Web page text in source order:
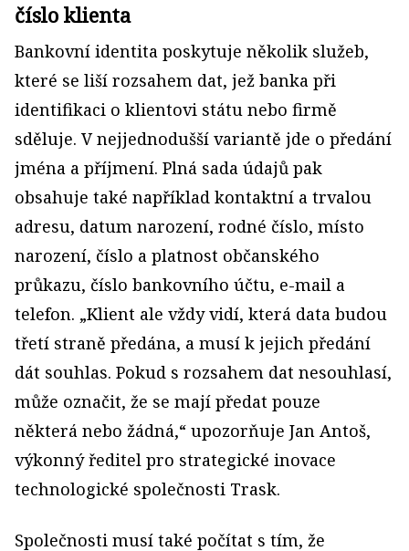
číslo klienta
Bankovní identita poskytuje několik služeb,
které se liší rozsahem dat, jež banka při
identifikaci o klientovi státu nebo firmě
sděluje. V nejjednodušší variantě jde o předání
jména a příjmení. Plná sada údajů pak
obsahuje také například kontaktní a trvalou
adresu, datum narození, rodné číslo, místo
narození, číslo a platnost občanského
průkazu, číslo bankovního účtu, e-mail a
telefon. „Klient ale vždy vidí, která data budou
třetí straně předána, a musí k jejich předání
dát souhlas. Pokud s rozsahem dat nesouhlasí,
může označit, že se mají předat pouze
některá nebo žádná,“ upozorňuje Jan Antoš,
výkonný ředitel pro strategické inovace
technologické společnosti Trask.
Společnosti musí také počítat s tím, že